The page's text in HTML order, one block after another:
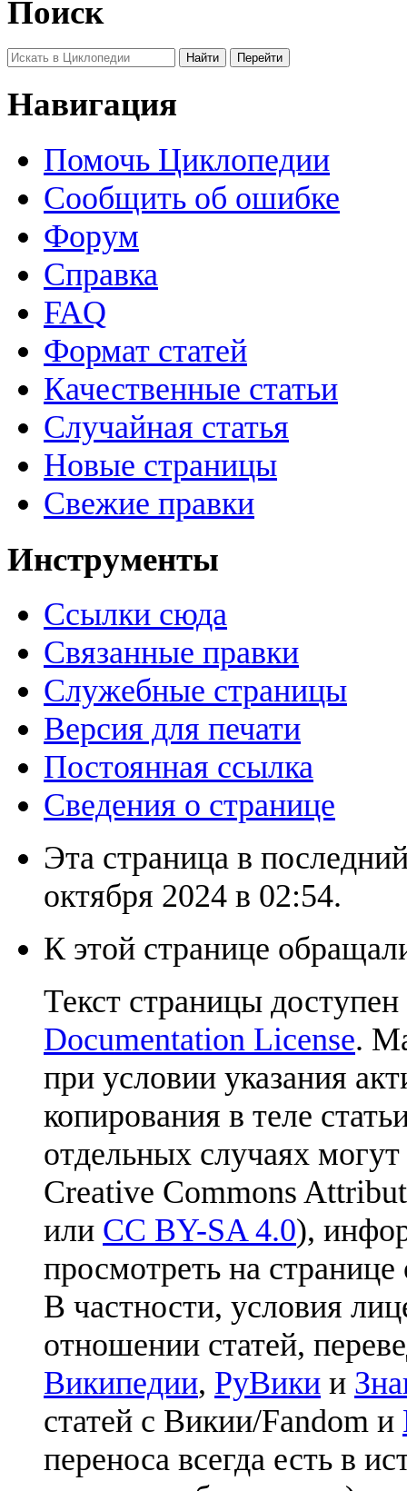
Поиск
Навигация
Помочь Циклопедии
Сообщить об ошибке
Форум
Справка
FAQ
Формат статей
Качественные статьи
Случайная статья
Новые страницы
Свежие правки
Инструменты
Ссылки сюда
Связанные правки
Служебные страницы
Версия для печати
Постоянная ссылка
Сведения о странице
Эта страница в
октября 2024 в 02:54.
К этой странице
Текст страницы
Documentation License.
при условии указания
копирования в теле
отдельных случаях
Creative Commons
или CC BY-SA 4.0),
просмотреть на
В частности, условия
отношении статей,
Википедии, РуВики и
статей с Викии/Fandom и
переноса всегда есть в